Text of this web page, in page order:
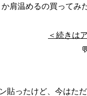
肩温めるの買ってみ
＜続きは
貼ったけど、今はた